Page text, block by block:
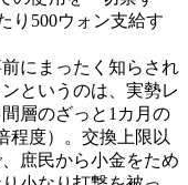
り500ウォン支給す
にまったく知らされ
というのは、実勢レ
層のざっと1カ月の
程度）。交換上限以
庶民から小金をため